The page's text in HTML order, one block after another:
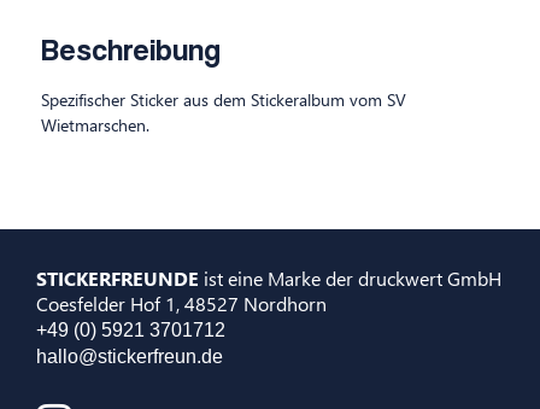
Beschreibung
Spezifischer Sticker aus dem Stickeralbum vom SV
Wietmarschen.
STICKERFREUNDE ist eine Marke der druckwert GmbH
Coesfelder Hof 1, 48527 Nordhorn
+49 (0) 5921 3701712
hallo@stickerfreun.de